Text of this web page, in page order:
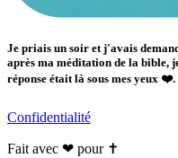
Je priais un soir et j'avais
après ma méditation de la bible,
réponse était là sous mes yeux
Confidentialité
Fait avec ❤ pour ✝️️